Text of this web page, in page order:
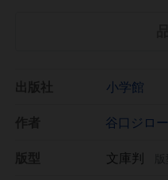
小学館
谷口ジロー
文庫判